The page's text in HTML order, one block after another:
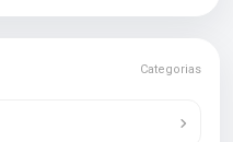
Categorias